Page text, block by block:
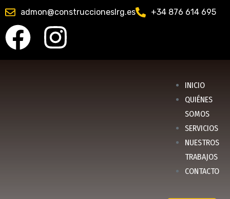
admon@construccioneslrg.es +34 876 614 695
INICIO
QUIÉNES
SOMOS
SERVICIOS
NUESTROS
TRABAJOS
CONTACTO